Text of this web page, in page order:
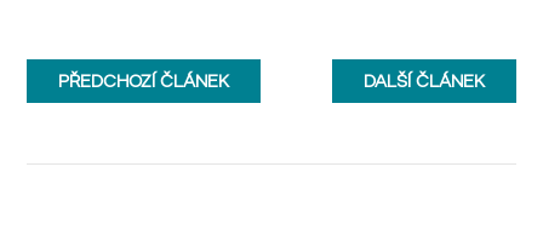
DALŠÍ ČLÁNEK
PŘEDCHOZÍČLÁNEK